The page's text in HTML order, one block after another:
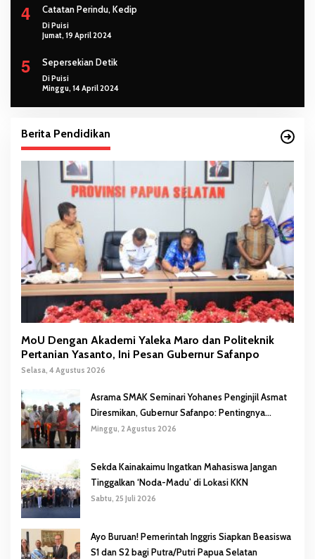
4 Catatan Perindu, Kedip
Di Puisi
Jumat, 19 April 2024
5 Sepersekian Detik
Di Puisi
Minggu, 14 April 2024
Berita Pendidikan
MoU Dengan Akademi Yaleka Maro dan Politeknik
Pertanian Yasanto, Ini Pesan Gubernur Safanpo
Selasa, 4 Agustus 2026
Asrama SMAK Seminari Yohanes Penginjil Asmat
Diresmikan, Gubernur Safanpo: Pentingnya
Pendidikan Karakter
Minggu, 2 Agustus 2026
Sekda Kainakaimu Ingatkan Mahasiswa Jangan
Tinggalkan ‘Noda-Madu’ di Lokasi KKN
Sabtu, 25 Juli 2026
Ayo Buruan! Pemerintah Inggris Siapkan Beasiswa
S1 dan S2 bagi Putra/Putri Papua Selatan